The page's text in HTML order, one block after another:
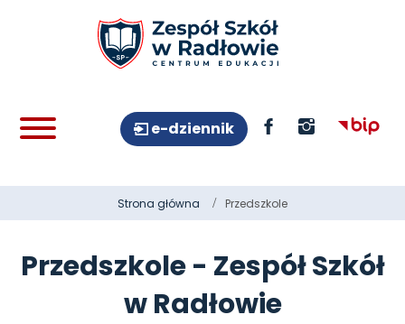
e-dziennik
Strona główna Przedszkole
Przedszkole - Zespół Szkół
w Radłowie